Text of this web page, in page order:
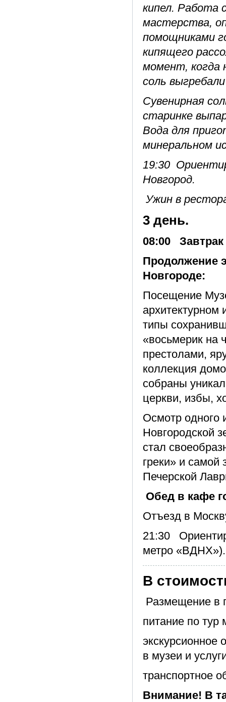
кипел. Работа
мастерства,
помощниками
кипящего
момент, когда
соль
Сувенирная
старинке
Вода для
минеральном
19:30
Новгород.
Ужин в
3 день.
08:00 Завтрак
Продолжение
Новгороде:
Посещение
типы
«восьмерик на
престолами,
коллекция
собраны
церкви, избы,
Осмотр одного
Новгородской
стал
греки» и самой
Печерской
Обед в кафе
Отъезд в
21:30
метро «ВДНХ»).
В
Размещение в
питание по тур
экскурсионное
в музеи и
транспортное
Внимание! В